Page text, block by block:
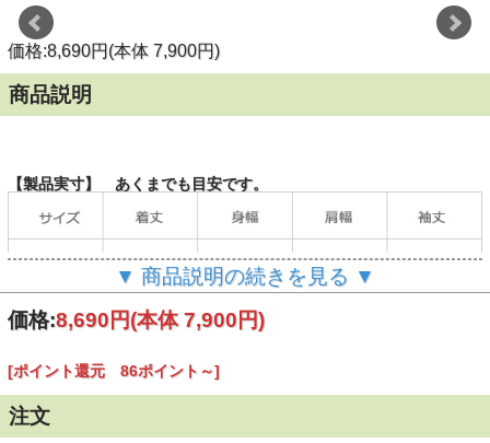
価格:8,690円(本体 7,900円)
商品説明
【製品実寸】 あくまでも目安です。
（単位：cm）
当店の計測方法はこちらをご確認ください。
▼ 商品説明の続きを見る ▼
価格:8,690円(本体 7,900円)
[ポイント還元 86ポイント～]
注文